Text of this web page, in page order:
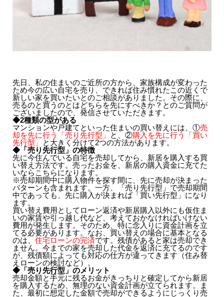
先日、私の住まいのご近所の方から、家族構成が変わった
ため今の広い自宅を売り、できれば住み慣れたこの近くで
新しい家を買いたいとのご相談がありました。その際に、
売るのと買うのとはどちらを先にすべきか？とのご質問が
ございましたので、発信させていただきます。
◆2種類の型がある
マンションや戸建てといった住まいの買い替えには、①売
却を先に行う「売り先行型」
と、②購入を先に行う「買い
先行型」
と大きく分けて2つの方法があります。
◆「売り先行型」の特徴
先に今住んでいる自宅を売却してから、新居を購入する買
い替え方法です。売ったお金を、新居の購入資金に充てた
いならこちらになります。
※売却期間中に購入物件を探す間に、先に売却が決まった
パターンも含まれます。一方、「売り先行型」で売却期間
中であっても、先に購入が決まれば「買い先行型」になり
ます。
買い替え費用としてローン返済や新居購入以外にも仮住ま
いの家賃や引っ越し代など、考えておかなければいけない
費用が発生します。そのため、特に念入りに資金計画を立
てる必要があります。なお、買い替えの場合に基本となる
のは、 住宅ローンの完済です。残債があると家は売却でき
ません。今までの家を売却した代金を返済に充てるのです
が、残債額によっても対応の仕方が違ってきます（住み替
えローンの検討など）。
◆「売り先行型」のメリット
売却金額と手元に残るお金がきっちりと確定してから新居
を購入するため、無理のない資金計画が立てられます。ま
た、最初に想定した金額で売却ができるようにじっくり売